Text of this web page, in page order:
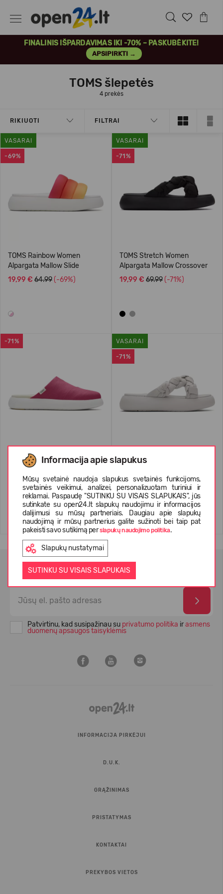
FINALINIS IŠPARDAVIMAS IKI -70% – PASKUBĖKITE!
APSIPIRKTI →
Informacija apie slapukus
Mūsų svetainė naudoja slapukus svetainės funkcijoms,
svetainės veikimui, analizei, personalizuotam turiniui ir
reklamai. Paspaudę "SUTINKU SU VISAIS SLAPUKAIS", jūs
sutinkate su open24.lt slapukų naudojimu ir informacijos
dalijimusi su mūsų partneriais. Daugiau apie slapukų
naudojimą ir mūsų partnerius galite sužinoti bei taip pat
pakeisti savo sutikimą perslapukų naudojimo politika.
Slapukų nustatymai
SUTINKU SU VISAIS SLAPUKAIS
TOMS šlepetės
4 prekės
RIKIUOTI FILTRAI
-69%
VASARAI
TOMS Rainbow Women
Alpargata Mallow Slide
19,99 € 64.99 (-69%)
-71%
VASARAI
TOMS Stretch Women
Alpargata Mallow Crossover
19,99 € 69.99 (-71%)
-71%
TOMS Heritage Canvas
Women's Mallow Mule
Sneaker
19,99 €69.99(-71%)
-71%
VASARAI
TOMS Stretch Women
Alpargata Mallow Crossover
19,99 €69.99 (-71%)
NAUJIENLAIŠKIO PRENUMERATA
Patvirtinu, kad susipažinau su privatumo politika irasmens
duomenų apsaugos taisyklėmis
INFORMACIJA PIRKĖJUI
D.U.K.
GRĄŽINIMAS
PRISTATYMAS
KONTAKTAI
PREKYBOS VIETOS